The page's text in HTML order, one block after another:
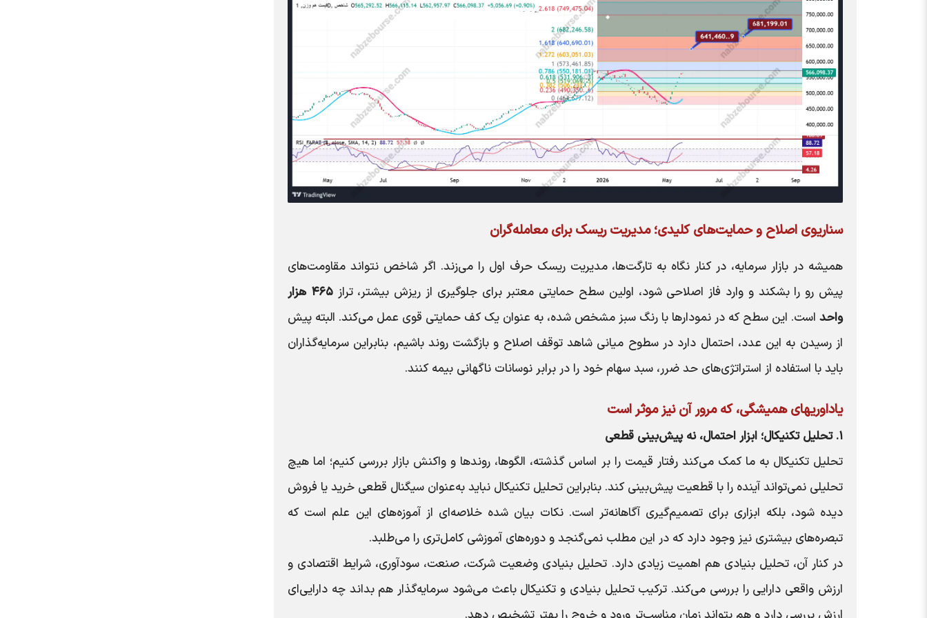
سناریوی اصلاح و حمایت‌های کلیدی؛ مدیریت ریسک برای معامله‌گران
همیشه در بازار سرمایه، در کنار نگاه به تارگت‌ها، مدیریت ریسک حرف اول را می‌زند. اگر شاخص نتواند مقاومت‌های
پیش رو را بشکند و وارد فاز اصلاحی شود، اولین سطح حمایتی معتبر برای جلوگیری از ریزش بیشتر، تراز
۴۶۵ هزار
واحد است. این سطح که در نمودارها با رنگ سبز مشخص شده، به عنوان یک کف حمایتی قوی عمل می‌کند. البته پیش
از رسیدن به این عدد، احتمال دارد در سطوح میانی شاهد توقف اصلاح و بازگشت روند باشیم، بنابراین سرمایه‌گذاران
باید با استفاده از استراتژی‌های حد ضرر، سبد سهام خود را در برابر نوسانات ناگهانی بیمه کنند.
یاداوری‍های همیشگی، که مرور آن نیز موثر است
۱. تحلیل تکنیکال؛ ابزار احتمال، نه پیش‌بینی قطعی
تحلیل تکنیکال به ما کمک می‌کند رفتار قیمت را بر اساس گذشته، الگوها، روندها و واکنش بازار بررسی کنیم؛ اما هیچ
تحلیلی نمی‌تواند آینده را با قطعیت پیش‌بینی کند. بنابراین تحلیل تکنیکال نباید به‌عنوان سیگنال قطعی خرید یا فروش
دیده شود، بلکه ابزاری برای تصمیم‌گیری آگاهانه‌تر است. نکات بیان شده خلاصه‌ای از آموزه‌های این علم است که
تبصره‌های بیشتری نیز وجود دارد که در این مطلب نمی‌گنجد و دوره‌های آموزشی کامل‌تری را می‌طلبد.
در کنار آن، تحلیل بنیادی هم اهمیت زیادی دارد. تحلیل بنیادی وضعیت شرکت، صنعت، سودآوری، شرایط اقتصادی و
ارزش واقعی دارایی را بررسی می‌کند. ترکیب تحلیل بنیادی و تکنیکال باعث می‌شود سرمایه‌گذار هم بداند چه دارایی‌ای